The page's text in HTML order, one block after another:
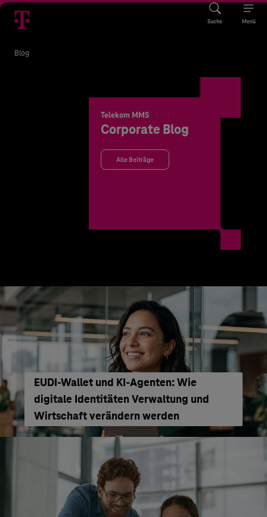
Suche Menü
Blog
Telekom MMS
Corporate Blog
Alle Beiträge
EUDI-Wallet und KI-Agenten: Wie
digitale Identitäten Verwaltung und
Wirtschaft verändern werden